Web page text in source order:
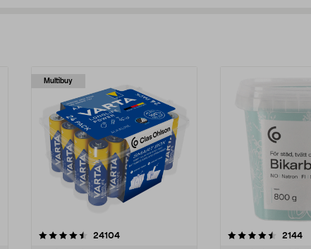
Multibuy
24104anmeldelser
4.5av 5 stjerner 2144
4.0av 5